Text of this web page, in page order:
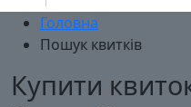
Головна
Пошук квитків
Купити